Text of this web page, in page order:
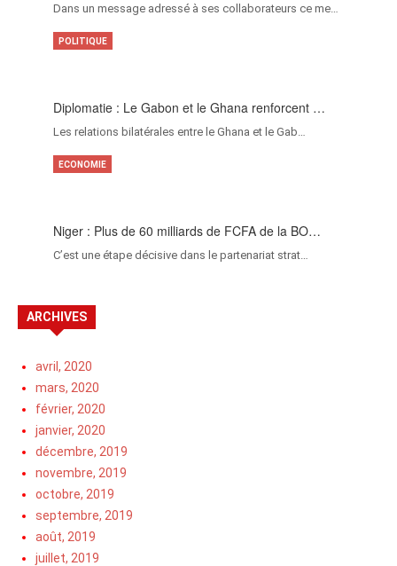
Dans un message adressé à ses collaborateurs ce me…
Diplomatie : Le Gabon et le Ghana renforcent …
Les relations bilatérales entre le Ghana et le Gab…
POLITIQUE
Niger : Plus de 60 milliards de FCFA de la BO…
C’est une étape décisive dans le partenariat strat…
ECONOMIE
ARCHIVES
avril, 2020
mars, 2020
février, 2020
janvier, 2020
décembre, 2019
novembre, 2019
octobre, 2019
septembre, 2019
août, 2019
juillet, 2019